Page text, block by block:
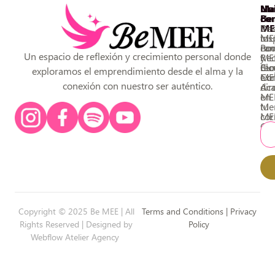
Un espacio de reflexión y crecimiento personal donde
exploramos el emprendimiento desde el alma y la
conexión con nuestro ser auténtico.
tu
Be
y
en
tu
Copyright © 2025 Be MEE | All
Rights Reserved | Designed by
Webflow Atelier Agency
Terms and Conditions | Privacy
Policy